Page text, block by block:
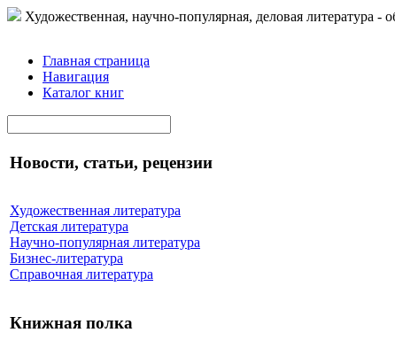
Художественная, научно-популярная, деловая литература -
Главная страница
Навигация
Каталог книг
Новости, статьи, рецензии
Художественная литература
Детская литература
Научно-популярная литература
Бизнес-литература
Справочная литература
Книжная полка